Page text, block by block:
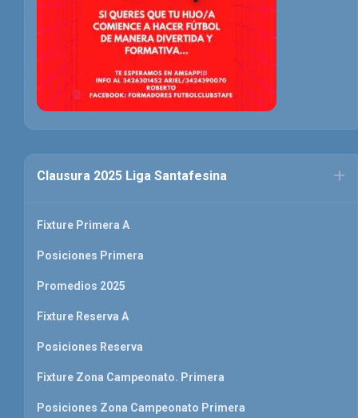
Clausura 2025 Liga Santafesina
Fixture Primera A
Posiciones Primera
Promedios 2025
Fixture Reserva A
Posiciones Reserva
Fixture Zona Campeonato. Primera
Posiciones Zona Campeonato Primera